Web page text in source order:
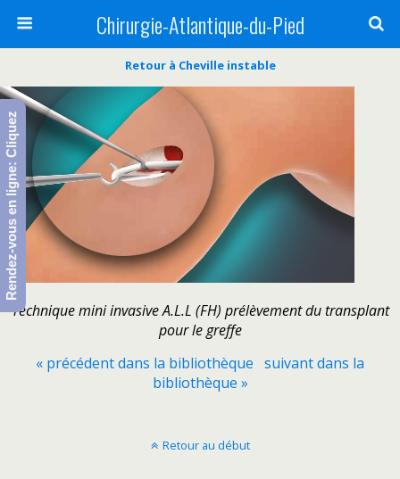
Chirurgie-Atlantique-du-Pied
Retour à Cheville instable
Technique mini invasive A.L.L (FH) prélèvement du transplant
pour le greffe
« précédent dans la bibliothèque suivant dans la
bibliothèque »
Retour au début
Rendez-vous en ligne: Cliquez